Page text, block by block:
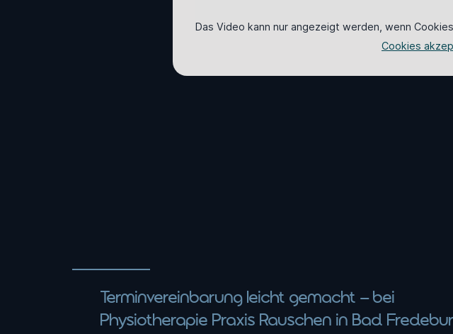
Das Video kann nur angezeigt werden, wenn
Cookies
Terminvereinbarung leicht gemacht – bei
Physiotherapie Praxis Rauschen in Bad